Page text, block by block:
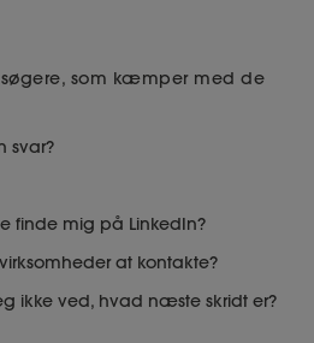
som kæmper med de
svar?
finde mig på LinkedIn?
at kontakte?
ikke ved, hvad næste skridt er?